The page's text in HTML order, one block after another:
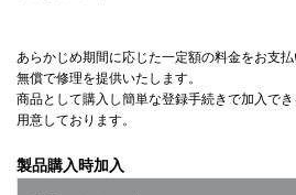
あらかじめ期間に応じた一定額の料金をお支
無償で修理を提供いたします。
商品として購入し簡単な登録手続きで加入で
用意しております。
製品購入時加入